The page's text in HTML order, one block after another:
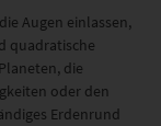
Augen einlassen,
quadratische
die
oder den
Erdenrund